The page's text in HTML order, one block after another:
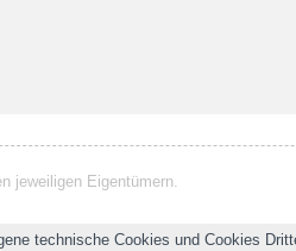
jeweiligen Eigentümern.
technische Cookies und Cookies